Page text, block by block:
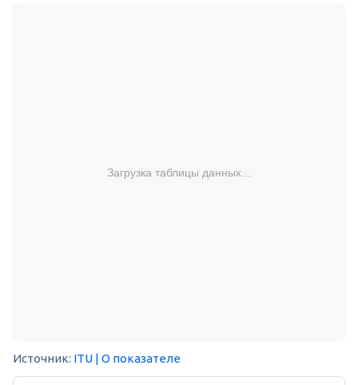
Загрузка таблицы данных...
Источник: ITU | О показателе